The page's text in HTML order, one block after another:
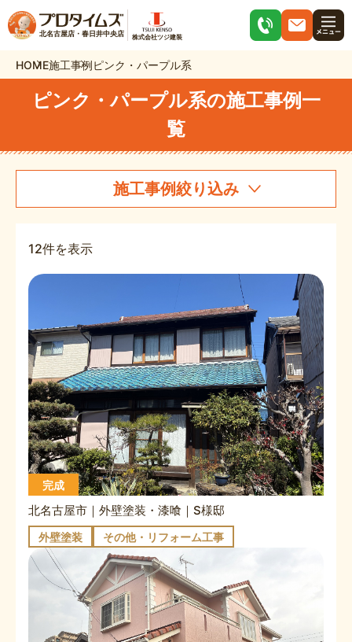
北名古屋店・春日井中央店 株式会社ツジ建装
HOME施工事例ピンク・パープル系
ピンク・パープル系の施工事例一
覧
施工事例絞り込み
12件を表示
完成
北名古屋市｜外壁塗装・漆喰｜S様邸
外壁塗装 その他・リフォーム工事